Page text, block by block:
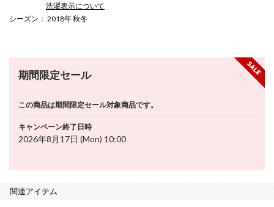
洗濯表示について
シーズン ： 2018年 秋冬
期間限定セール
この商品は期間限定セール対象商品です。
キャンペーン終了日時
2026年8月17日 (Mon) 10:00
関連アイテム